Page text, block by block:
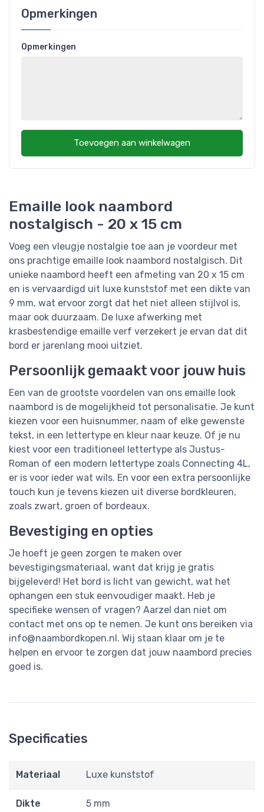
Emaille look naambord
nostalgisch - 20 x 15 cm
Voeg een vleugje nostalgie toe aan je voordeur met
ons prachtige emaille look naambord nostalgisch. Dit
unieke naambord heeft een afmeting van 20 x 15 cm
en is vervaardigd uit luxe kunststof met een dikte van
9 mm, wat ervoor zorgt dat het niet alleen stijlvol is,
maar ook duurzaam. De luxe afwerking met
krasbestendige emaille verf verzekert je ervan dat dit
bord er jarenlang mooi uitziet.
Persoonlijk gemaakt voor jouw huis
Een van de grootste voordelen van ons emaille look
naambord is de mogelijkheid tot personalisatie. Je kunt
kiezen voor een huisnummer, naam of elke gewenste
tekst, in een lettertype en kleur naar keuze. Of je nu
kiest voor een traditioneel lettertype als Justus-
Roman of een modern lettertype zoals Connecting 4L,
er is voor ieder wat wils. En voor een extra persoonlijke
touch kun je tevens kiezen uit diverse bordkleuren,
zoals zwart, groen of bordeaux.
Bevestiging en opties
Je hoeft je geen zorgen te maken over
bevestigingsmateriaal, want dat krijg je gratis
bijgeleverd! Het bord is licht van gewicht, wat het
ophangen een stuk eenvoudiger maakt. Heb je
specifieke wensen of vragen? Aarzel dan niet om
contact met ons op te nemen. Je kunt ons bereiken via
info@naambordkopen.nl. Wij staan klaar om je te
helpen en ervoor te zorgen dat jouw naambord precies
goed is.
Specificaties
Materiaal Luxe kunststof
Dikte 5 mm
Opmerkingen
Opmerkingen
Toevoegen aan winkelwagen